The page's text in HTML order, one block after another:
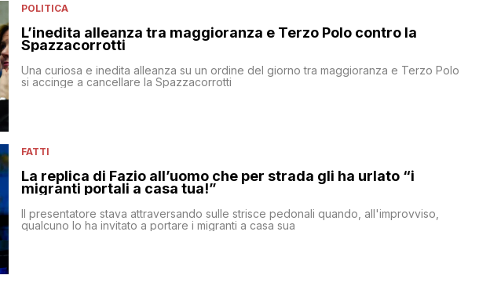
POLITICA
L’inedita alleanza tra maggioranza e Terzo Polo contro la
Spazzacorrotti
Una curiosa e inedita alleanza su un ordine del giorno tra maggioranza e Terzo Polo
si accinge a cancellare la Spazzacorrotti
FATTI
La replica di Fazio all’uomo che per strada gli ha urlato “i
migranti portali a casa tua!”
Il presentatore stava attraversando sulle strisce pedonali quando, all'improvviso,
qualcuno lo ha invitato a portare i migranti a casa sua